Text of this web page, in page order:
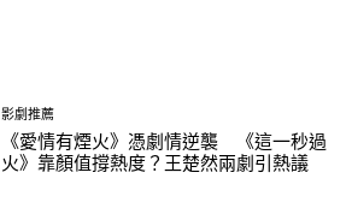
影劇推薦
《愛情有煙火》憑劇情逆襲 《這一秒過
火》靠顏值撐熱度？王楚然兩劇引熱議